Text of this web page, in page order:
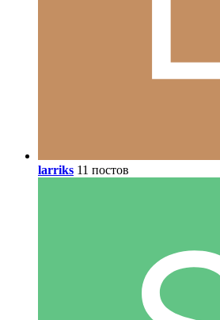
larriks 11 постов